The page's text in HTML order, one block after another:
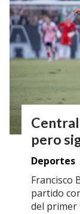
pero
Deportes
Francisco
partido
del primer